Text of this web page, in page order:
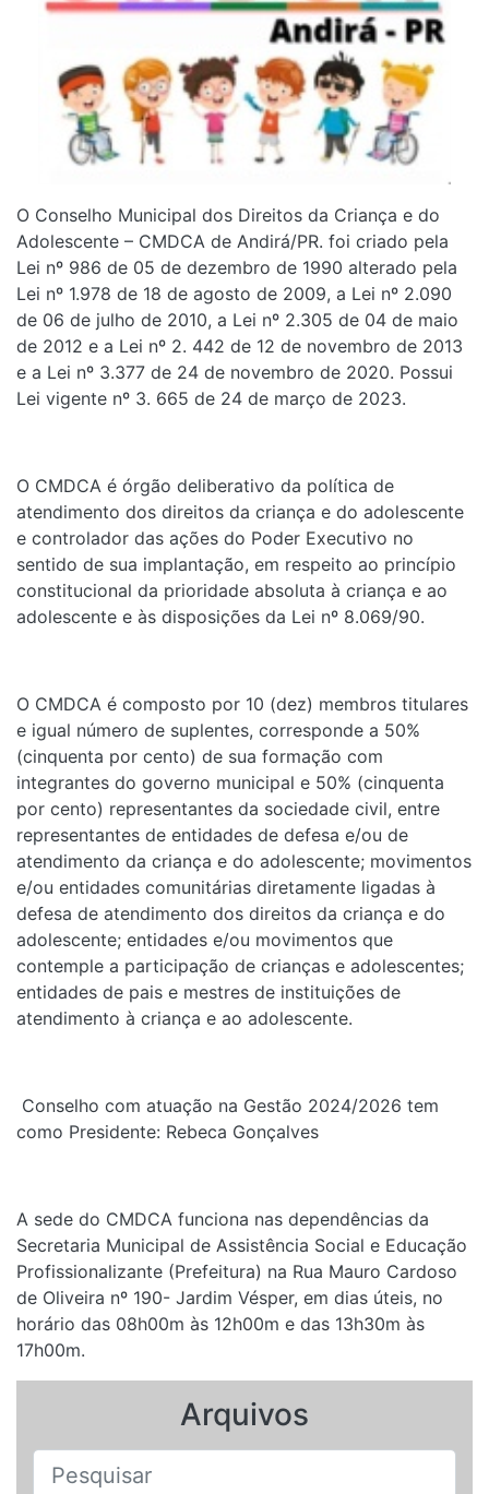
O Conselho Municipal dos Direitos da Criança e do
Adolescente – CMDCA de Andirá/PR. foi criado pela
Lei nº 986 de 05 de dezembro de 1990 alterado pela
Lei nº 1.978 de 18 de agosto de 2009, a Lei nº 2.090
de 06 de julho de 2010, a Lei nº 2.305 de 04 de maio
de 2012 e a Lei nº 2. 442 de 12 de novembro de 2013
e a Lei nº 3.377 de 24 de novembro de 2020. Possui
Lei vigente nº 3. 665 de 24 de março de 2023.
O CMDCA é órgão deliberativo da política de
atendimento dos direitos da criança e do adolescente
e controlador das ações do Poder Executivo no
sentido de sua implantação, em respeito ao princípio
constitucional da prioridade absoluta à criança e ao
adolescente e às disposições da Lei nº 8.069/90.
O CMDCA é composto por 10 (dez) membros titulares
e igual número de suplentes, corresponde a 50%
(cinquenta por cento) de sua formação com
integrantes do governo municipal e 50% (cinquenta
por cento) representantes da sociedade civil, entre
representantes de entidades de defesa e/ou de
atendimento da criança e do adolescente; movimentos
e/ou entidades comunitárias diretamente ligadas à
defesa de atendimento dos direitos da criança e do
adolescente; entidades e/ou movimentos que
contemple a participação de crianças e adolescentes;
entidades de pais e mestres de instituições de
atendimento à criança e ao adolescente.
Conselho com atuação na Gestão 2024/2026 tem
como Presidente: Rebeca Gonçalves
A sede do CMDCA funciona nas dependências da
Secretaria Municipal de Assistência Social e Educação
Profissionalizante (Prefeitura) na Rua Mauro Cardoso
de Oliveira nº 190- Jardim Vésper, em dias úteis, no
horário das 08h00m às 12h00m e das 13h30m às
17h00m.
Arquivos